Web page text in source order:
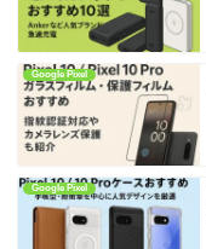
Google Pixel
Google Pixel